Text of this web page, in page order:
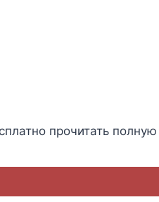
прочитать полную